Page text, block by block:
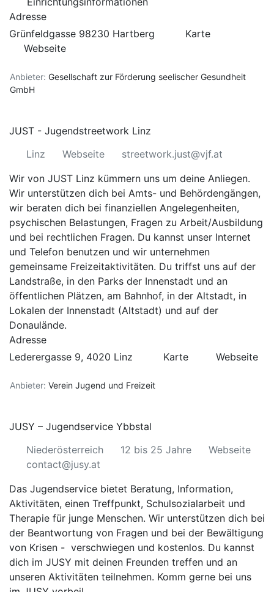
Adresse
Grünfeldgasse 98230 Hartberg
Karte
Webseite
Anbieter: Gesellschaft zur Förderung seelischer Gesundheit
GmbH
JUST - Jugendstreetwork Linz
Linz
Webseite
streetwork.just@vjf.at
Wir von JUST Linz kümmern uns um deine Anliegen.
Wir unterstützen dich bei Amts- und Behördengängen,
wir beraten dich bei finanziellen Angelegenheiten,
psychischen Belastungen, Fragen zu Arbeit/Ausbildung
und bei rechtlichen Fragen. Du kannst unser Internet
und Telefon benutzen und wir unternehmen
gemeinsame Freizeitaktivitäten. Du triffst uns auf der
Landstraße, in den Parks der Innenstadt und an
öffentlichen Plätzen, am Bahnhof, in der Altstadt, in
Lokalen der Innenstadt (Altstadt) und auf der
Donaulände.
Adresse
Lederergasse 9, 4020 Linz
Karte Webseite
Anbieter: Verein Jugend und Freizeit
JUSY – Jugendservice Ybbstal
Niederösterreich
12 bis 25 Jahre
Webseite
contact@jusy.at
Das Jugendservice bietet Beratung, Information,
Aktivitäten, einen Treffpunkt, Schulsozialarbeit und
Therapie für junge Menschen. Wir unterstützen dich bei
der Beantwortung von Fragen und bei der Bewältigung
von Krisen - verschwiegen und kostenlos. Du kannst
dich im JUSY mit deinen Freunden treffen und an
unseren Aktivitäten teilnehmen. Komm gerne bei uns